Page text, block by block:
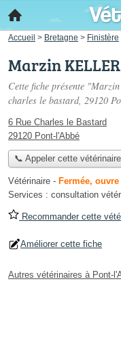
Accueil > Bretagne > Finistère
Marzin
Cette fiche présente
charles le bastard, 29120
6 Rue Charles le Bastard
29120 Pont-l'Abbé
📞 Appeler cette vétérinaire
Vétérinaire - Fermée, ouvre
Services : consultation
Recommander cette
Améliorer cette fiche
Autres vétérinaires à Pont-